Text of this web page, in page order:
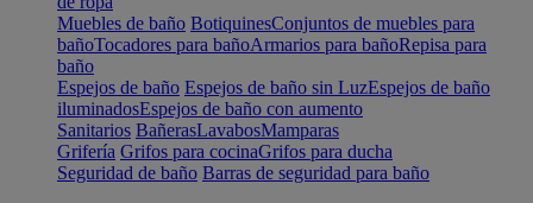
Muebles de baño BotiquinesConjuntos de muebles para
bañoTocadores para bañoArmarios para bañoRepisa para
baño
Espejos de baño Espejos de baño sin LuzEspejos de baño
iluminadosEspejos de baño con aumento
Sanitarios BañerasLavabosMamparas
Grifería Grifos para cocinaGrifos para ducha
Seguridad de baño Barras de seguridad para baño